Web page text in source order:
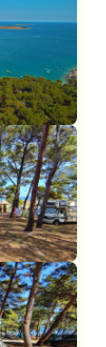
Camp Vučine
2
Aminess Atea